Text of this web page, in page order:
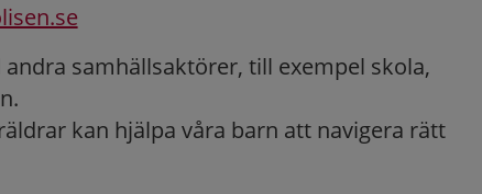
samhällsaktörer, till exempel skola,
kan hjälpa våra barn att navigera rätt